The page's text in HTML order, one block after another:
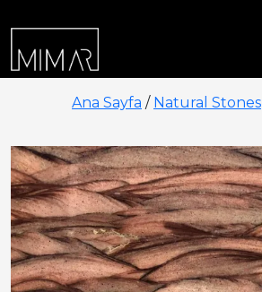
Ana Sayfa / Natural Stones